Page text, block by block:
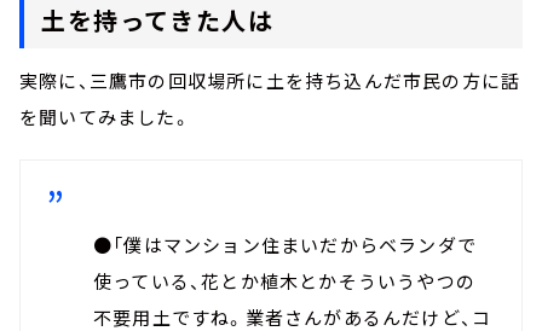
土を持ってきた人は
実際に、三鷹市の回収場所に土を持ち込んだ市民の方に話
を聞いてみました。
●「僕はマンション住まいだからベランダで
使っている、花とか植木とかそういうやつの
不要用土ですね。業者さんがあるんだけど、コ